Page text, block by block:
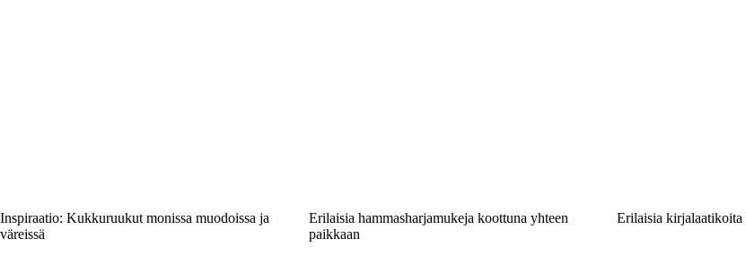
Inspiraatio: Kukkuruukut monissa muodoissa ja
väreissä
Erilaisia hammasharjamukeja koottuna yhteen
paikkaan
Erilaisia kirjalaatikoita